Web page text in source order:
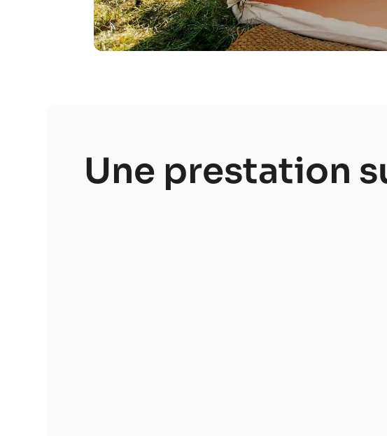
Une prestation